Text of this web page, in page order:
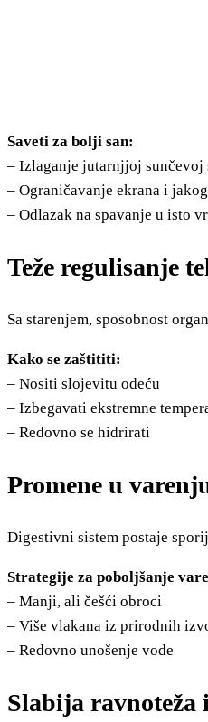
Saveti za bolji san:
– Izlaganje jutarnjjoj sunčevoj
– Ograničavanje ekrana i
– Odlazak na spavanje u isto
Teže regulisanje
Sa starenjem, sposobnost
Kako se zaštititi:
– Nositi slojevitu odeću
– Izbegavati ekstremne
– Redovno se hidrirati
Promene u
Digestivni sistem postaje
Strategije za poboljšanje
– Manji, ali češći obroci
– Više vlakana iz prirodnih
– Redovno unošenje vode
Slabija ravnoteža